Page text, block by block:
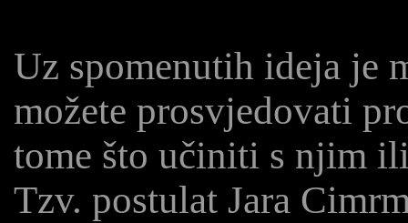
Uz spomenutih ideja je
možete prosvjedovati
tome što učiniti s njim
Tzv. postulat Jara